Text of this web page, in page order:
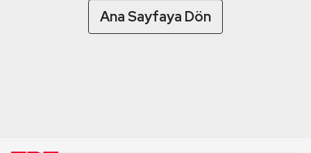
Ana Sayfaya Dön